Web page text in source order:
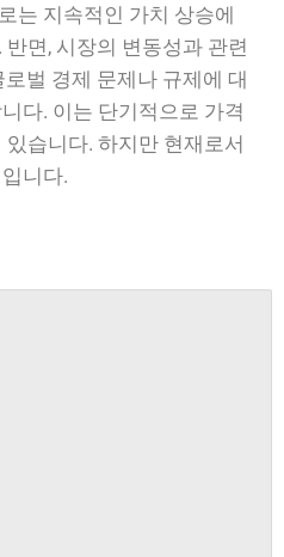
는 지속적인 가치 상승에
면, 시장의 변동성과 관련
벌 경제 문제나 규제에 대
다. 이는 단기적으로 가격
습니다. 하지만 현재로서
니다.